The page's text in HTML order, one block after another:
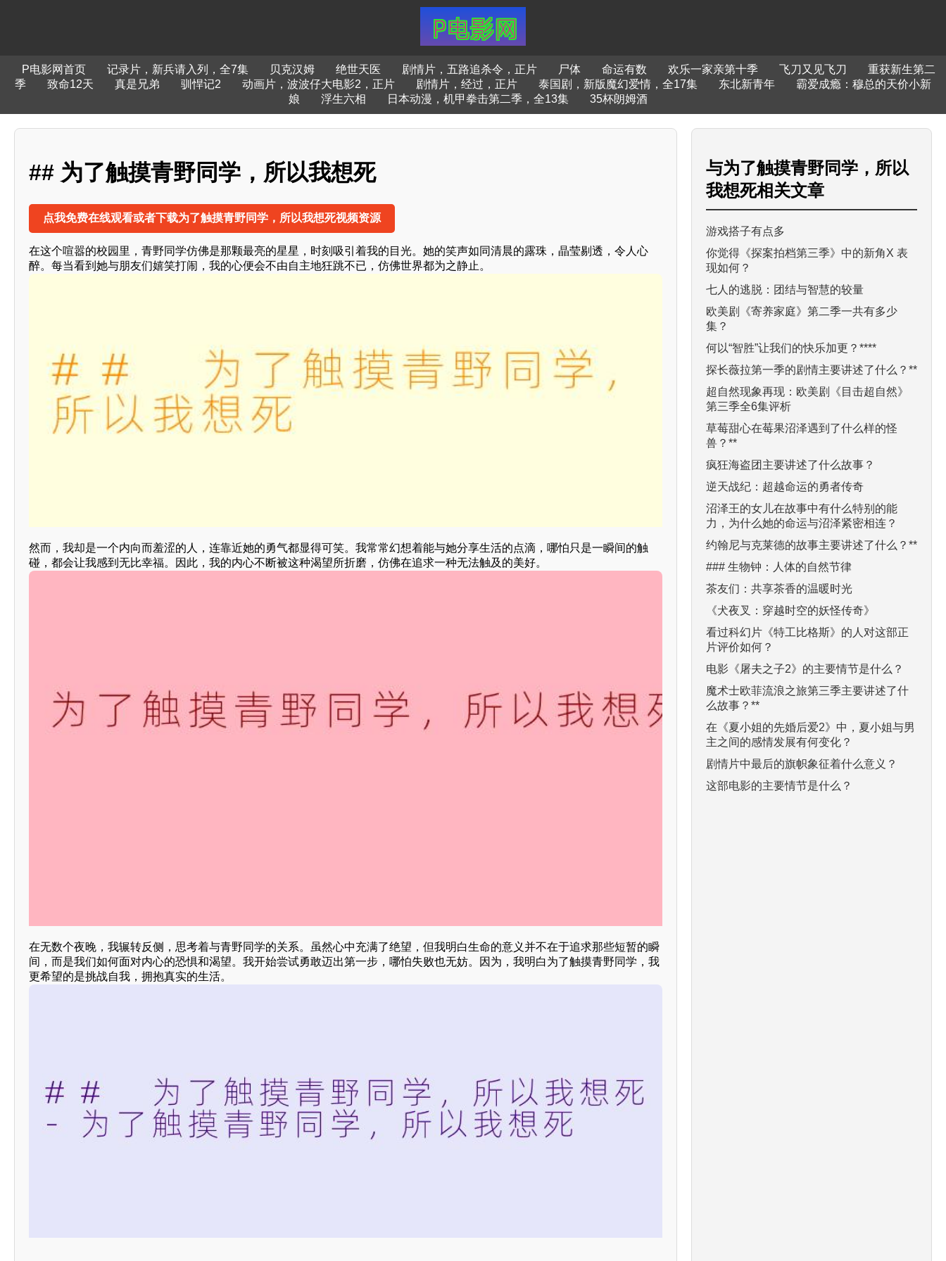
P电影网首页 记录片，新兵请入列，全7集 贝克汉姆 绝世天医 剧情片，五路追杀令，正片 尸体 命运有数 欢乐一家亲第十季 飞刀又见飞刀
重获新生第二
季
致命12天 真是兄弟 驯悍记2 动画片，波波仔大电影2，正片 剧情片，经过，正片 泰国剧，新版魔幻爱情，全17集 东北新青年
霸爱成瘾：穆总的天价小新
娘
浮生六相 日本动漫，机甲拳击第二季，全13集 35杯朗姆酒
## 为了触摸青野同学，所以我想死
点我免费在线观看或者下载为了触摸青野同学，所以我想死视频资源
在这个喧嚣的校园里，青野同学仿佛是那颗最亮的星星，时刻吸引着我的目光。她的笑声如同清晨的露珠，晶莹剔透，令人心
醉。每当看到她与朋友们嬉笑打闹，我的心便会不由自主地狂跳不已，仿佛世界都为之静止。
然而，我却是一个内向而羞涩的人，连靠近她的勇气都显得可笑。我常常幻想着能与她分享生活的点滴，哪怕只是一瞬间的触
碰，都会让我感到无比幸福。因此，我的内心不断被这种渴望所折磨，仿佛在追求一种无法触及的美好。
在无数个夜晚，我辗转反侧，思考着与青野同学的关系。虽然心中充满了绝望，但我明白生命的意义并不在于追求那些短暂的瞬
间，而是我们如何面对内心的恐惧和渴望。我开始尝试勇敢迈出第一步，哪怕失败也无妨。因为，我明白为了触摸青野同学，我
更希望的是挑战自我，拥抱真实的生活。
与为了触摸青野同学，所以
我想死相关文章
游戏搭子有点多
你觉得《探案拍档第三季》中的新角X 表
现如何？
七人的逃脱：团结与智慧的较量
欧美剧《寄养家庭》第二季一共有多少
集？
何以“智胜”让我们的快乐加更？****
探长薇拉第一季的剧情主要讲述了什么？**
超自然现象再现：欧美剧《目击超自然》
第三季全6集评析
草莓甜心在莓果沼泽遇到了什么样的怪
兽？**
疯狂海盗团主要讲述了什么故事？
逆天战纪：超越命运的勇者传奇
沼泽王的女儿在故事中有什么特别的能
力，为什么她的命运与沼泽紧密相连？
约翰尼与克莱德的故事主要讲述了什么？**
### 生物钟：人体的自然节律
茶友们：共享茶香的温暖时光
《犬夜叉：穿越时空的妖怪传奇》
看过科幻片《特工比格斯》的人对这部正
片评价如何？
电影《屠夫之子2》的主要情节是什么？
魔术士欧菲流浪之旅第三季主要讲述了什
么故事？**
在《夏小姐的先婚后爱2》中，夏小姐与男
主之间的感情发展有何变化？
剧情片中最后的旗帜象征着什么意义？
这部电影的主要情节是什么？